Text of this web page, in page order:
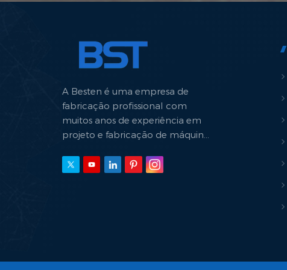
A Besten é uma empresa de
fabricação profissional com
muitos anos de experiência em
projeto e fabricação de máquinas